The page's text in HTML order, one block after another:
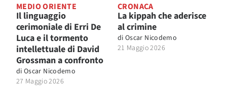
MEDIO ORIENTE
Il linguaggio
cerimoniale di Erri De
Luca e il tormento
intellettuale di David
Grossman a confronto
di Oscar Nicodemo
27 Maggio 2026
CRONACA
La kippah che aderisce
al crimine
di Oscar Nicodemo
21 Maggio 2026